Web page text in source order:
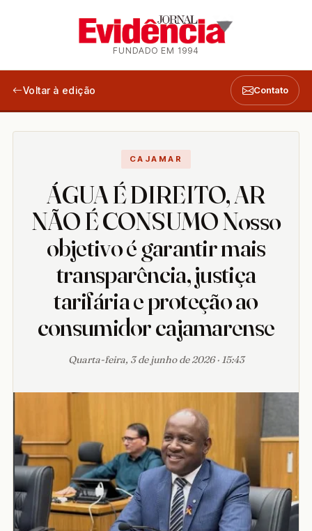
FUNDADO EM 1994
Voltar à edição Contato
CAJAMAR
ÁGUA É DIREITO, AR
NÃO É CONSUMO Nosso
objetivo é garantir mais
transparência, justiça
tarifária e proteção ao
consumidor cajamarense
Quarta-feira, 3 de junho de 2026 · 15:43